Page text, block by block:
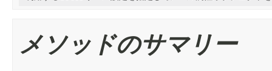
メソッドのサマリー